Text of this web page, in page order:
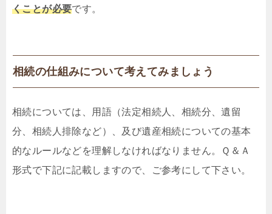
くことが必要です。
相続の仕組みについて考えてみましょう
相続については、用語（法定相続人、相続分、遺留
分、相続人排除など）、及び遺産相続についての基本
的なルールなどを理解しなければなりません。Ｑ＆Ａ
形式で下記に記載しますので、ご参考にして下さい。